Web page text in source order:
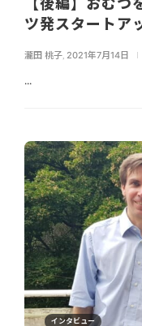
【後編】おむ
ツ発スタートア
瀧田 桃子, 2021年7月14日
...
インタビュー